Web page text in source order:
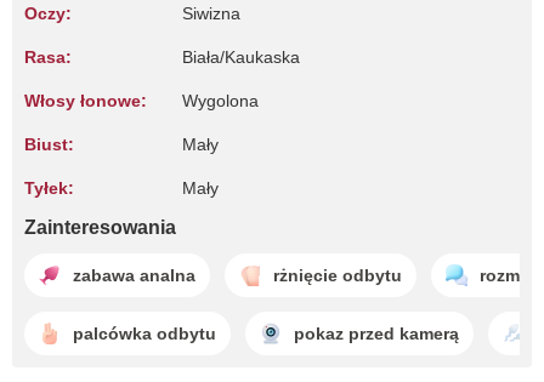
Oczy: Siwizna
Rasa: Biała/Kaukaska
Włosy łonowe: Wygolona
Biust: Mały
Tyłek: Mały
Zainteresowania
zabawa analna rżnięcie odbytu
palcówka odbytu pokaz przed kamerą